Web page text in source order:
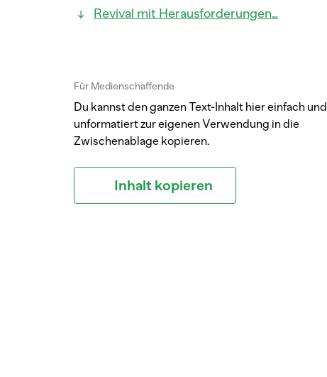
Revival mit Herausforderungen…
Für Medienschaffende
Du kannst den ganzen Text-Inhalt hier einfach und
unformatiert zur eigenen Verwendung in die
Zwischenablage kopieren.
Inhalt kopieren